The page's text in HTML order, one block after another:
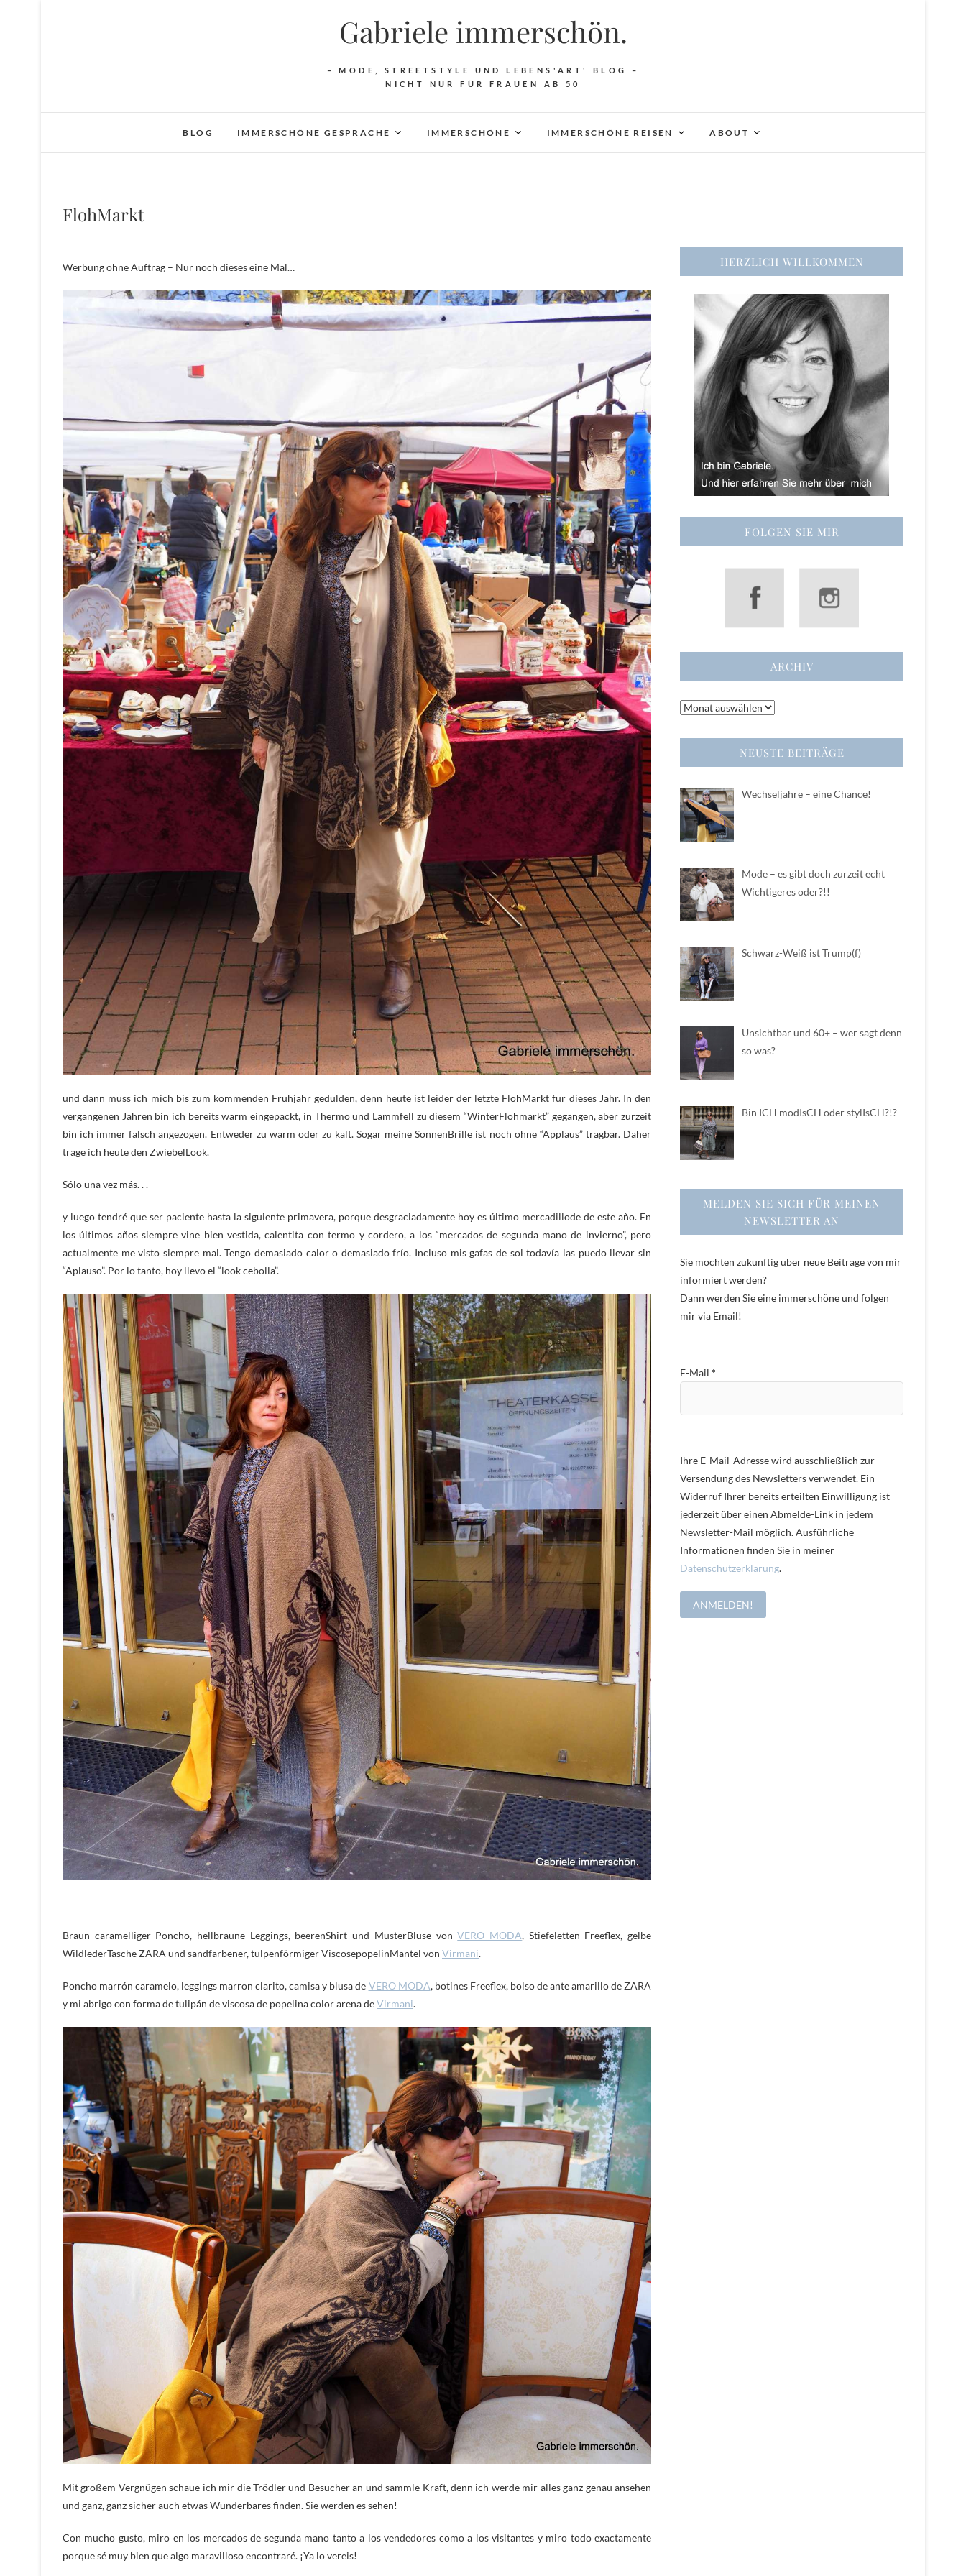
Gabriele immerschön.
– MODE, STREETSTYLE UND LEBENS'ART' BLOG –
NICHT NUR FÜR FRAUEN AB 50
BLOG IMMERSCHÖNE GESPRÄCHE IMMERSCHÖNE IMMERSCHÖNE REISEN ABOUT
FlohMarkt
Werbung ohne Auftrag – Nur noch dieses eine Mal…
und dann muss ich mich bis zum kommenden Frühjahr gedulden, denn heute ist leider der letzte FlohMarkt für dieses Jahr. In den
vergangenen Jahren bin ich bereits warm eingepackt, in Thermo und Lammfell zu diesem “WinterFlohmarkt” gegangen, aber zurzeit
bin ich immer falsch angezogen. Entweder zu warm oder zu kalt. Sogar meine SonnenBrille ist noch ohne “Applaus” tragbar. Daher
trage ich heute den ZwiebelLook.
Sólo una vez más. . .
y luego tendré que ser paciente hasta la siguiente primavera, porque desgraciadamente hoy es último mercadillode de este año. En
los últimos años siempre vine bien vestida, calentita con termo y cordero, a los “mercados de segunda mano de invierno”, pero
actualmente me visto siempre mal. Tengo demasiado calor o demasiado frío. Incluso mis gafas de sol todavía las puedo llevar sin
“Aplauso”. Por lo tanto, hoy llevo el “look cebolla”.
Braun caramelliger Poncho, hellbraune Leggings, beerenShirt und MusterBluse vonVERO MODA, Stiefeletten Freeflex, gelbe
WildlederTasche ZARA und sandfarbener, tulpenförmiger ViscosepopelinMantel von Virmani.
Poncho marrón caramelo, leggings marron clarito, camisa y blusa de VERO MODA, botines Freeflex, bolso de ante amarillo de ZARA
y mi abrigo con forma de tulipán de viscosa de popelina color arena deVirmani.
Mit großem Vergnügen schaue ich mir die Trödler und Besucher an und sammle Kraft, denn ich werde mir alles ganz genau ansehen
und ganz, ganz sicher auch etwas Wunderbares finden. Sie werden es sehen!
Con mucho gusto, miro en los mercados de segunda mano tanto a los vendedores como a los visitantes y miro todo exactamente
porque sé muy bien que algo maravilloso encontraré. ¡Ya lo vereis!
HERZLICH WILLKOMMEN
FOLGEN SIE MIR
ARCHIV
Archiv
NEUSTE BEITRÄGE
Wechseljahre – eine Chance!
Mode – es gibt doch zurzeit echt
Wichtigeres oder?!!
Schwarz-Weiß ist Trump(f)
Unsichtbar und 60+ – wer sagt denn
so was?
Bin ICH modIsCH oder stylIsCH?!?
MELDEN SIE SICH FÜR MEINEN
NEWSLETTER AN
Sie möchten zukünftig über neue Beiträge von mir
informiert werden?
Dann werden Sie eine immerschöne und folgen
mir via Email!
E-Mail *
Ihre E-Mail-Adresse wird ausschließlich zur
Versendung des Newsletters verwendet. Ein
Widerruf Ihrer bereits erteilten Einwilligung ist
jederzeit über einen Abmelde-Link in jedem
Newsletter-Mail möglich. Ausführliche
Informationen finden Sie in meiner
Datenschutzerklärung.